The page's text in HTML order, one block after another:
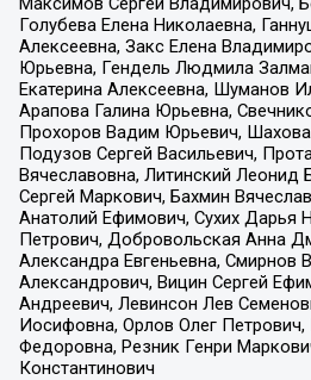
Голубева Елена Николаевна,
Алексеевна, Закс Елена
Юрьевна, Гендель Людмила
Екатерина Алексеевна, Шуманов
Арапова Галина Юрьевна,
Прохоров Вадим Юрьевич,
Подузов Сергей Васильевич,
Вячеславовна, Литинский Леонид
Сергей Маркович, Бахмин
Анатолий Ефимович, Сухих Дарья
Петрович, Добровольская Анна
Александра Евгеньевна, Смирнов
Александрович, Вицин Сергей
Андреевич, Левинсон Лев
Иосифовна, Орлов Олег
Федоровна, Резник Генри
Константинович